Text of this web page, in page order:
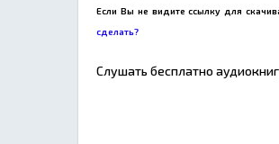
Если Вы не видите ссылку для
сделать?
Слушать бесплатно